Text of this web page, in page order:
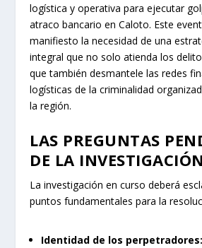
logística y operativa para ejecutar
atraco bancario en Caloto. Este
manifiesto la necesidad de una
integral que no solo atienda los
que también desmantele las redes
logísticas de la criminalidad
la región.
LAS PREGUNTAS
DE LA INVESTIGACIÓN
La investigación en curso deberá
puntos fundamentales para la
Identidad de los perpetradores: